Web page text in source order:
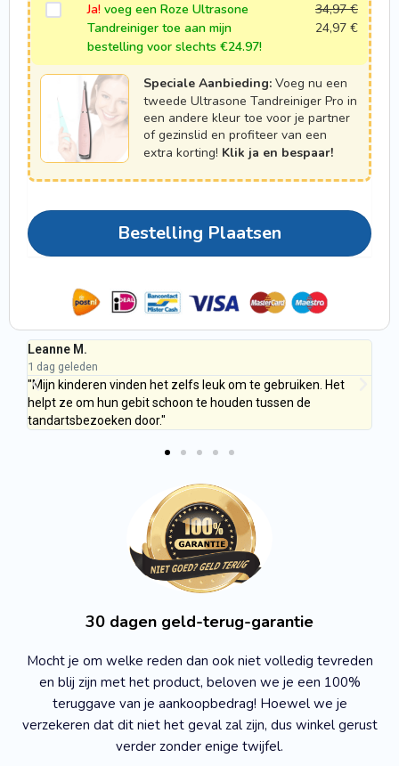
Ja! voeg een Roze Ultrasone
Tandreiniger toe aan mijn
bestelling voor slechts €24.97!
34,97€
24,97 €
Speciale Aanbieding: Voeg nu een
tweede Ultrasone Tandreiniger Pro in
een andere kleur toe voor je partner
of gezinslid en profiteer van een
extra korting! Klik ja en bespaar!
Bestelling Plaatsen
Leanne M.
1 dag geleden
"Mijn kinderen vinden het zelfs leuk om te gebruiken. Het
helpt ze om hun gebit schoon te houden tussen de
tandartsbezoeken door."
30 dagen geld-terug-garantie
Mocht je om welke reden dan ook niet volledig tevreden
en blij zijn met het product, beloven we je een 100%
teruggave van je aankoopbedrag! Hoewel we je
verzekeren dat dit niet het geval zal zijn, dus winkel gerust
verder zonder enige twijfel.